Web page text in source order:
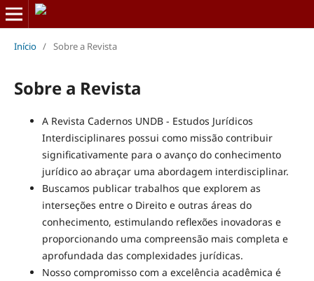
Início / Sobre a Revista
Sobre a Revista
A Revista Cadernos UNDB - Estudos Jurídicos
Interdisciplinares possui como missão contribuir
significativamente para o avanço do conhecimento
jurídico ao abraçar uma abordagem interdisciplinar.
Buscamos publicar trabalhos que explorem as
interseções entre o Direito e outras áreas do
conhecimento, estimulando reflexões inovadoras e
proporcionando uma compreensão mais completa e
aprofundada das complexidades jurídicas.
Nosso compromisso com a excelência acadêmica é